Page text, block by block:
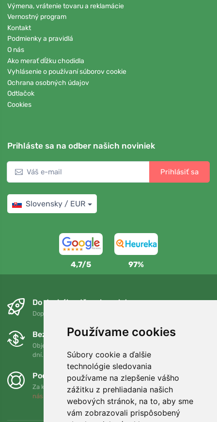
Používame cookies
Súbory cookie a ďalšie
technológie sledovania
používame na zlepšenie vášho
zážitku z prehliadania našich
webových stránok, na to, aby sme
vám zobrazovali prispôsobený
Výmena, vrátenie tovaru a reklamácie
Vernostný program
Kontakt
Podmienky a pravidlá
O nás
Ako merať dĺžku chodidla
Vyhlásenie o používaní súborov cookie
Ochrana osobných údajov
Odtlačok
Cookies
Prihláste sa na odber našich noviniek
Prihlásiť sa
Slovensky / EUR
4,7/5 97%
Do druhého dňa a bezplatne
Doprava zadarmo pri objednávkach nad 75 EUR
Bezplatná výmena a vrátenie tovaru
Objednávku môžete kedykoľvek vrátiť alebo vymeniť do 90
dní.
Podporujeme Trees.org
Za každú objednávku zasadíme strom! Prečítajte si viac
nás